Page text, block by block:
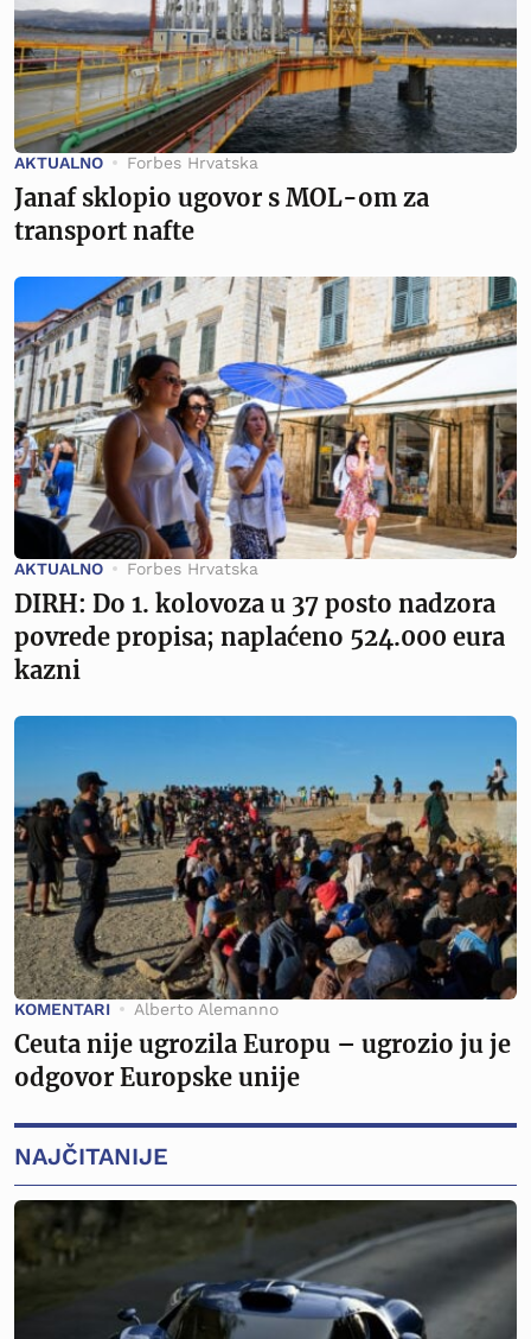
AKTUALNO Forbes Hrvatska
Janaf sklopio ugovor s MOL-om za
transport nafte
AKTUALNO Forbes Hrvatska
DIRH: Do 1. kolovoza u 37 posto nadzora
povrede propisa; naplaćeno 524.000 eura
kazni
KOMENTARI Alberto Alemanno
Ceuta nije ugrozila Europu – ugrozio ju je
odgovor Europske unije
NAJČITANIJE